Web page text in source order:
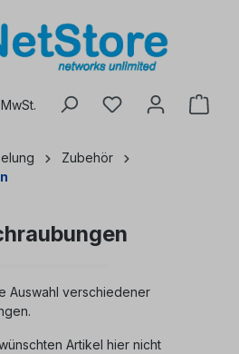
Zubehör
Auswahl verschiedener
Artikel hier nicht